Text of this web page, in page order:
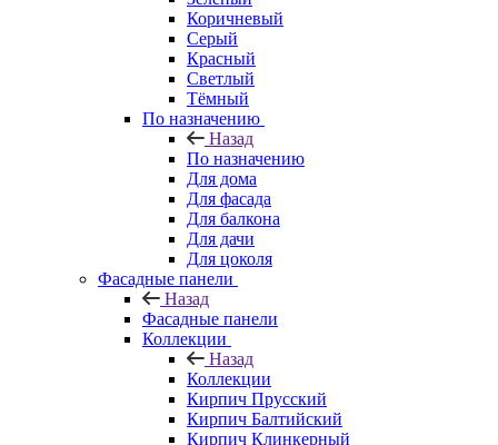
Коричневый
Серый
Красный
Светлый
Тёмный
По назначению
Назад
По назначению
Для дома
Для фасада
Для балкона
Для дачи
Для цоколя
Фасадные панели
Назад
Фасадные панели
Коллекции
Назад
Коллекции
Кирпич Прусский
Кирпич Балтийский
Кирпич Клинкерный